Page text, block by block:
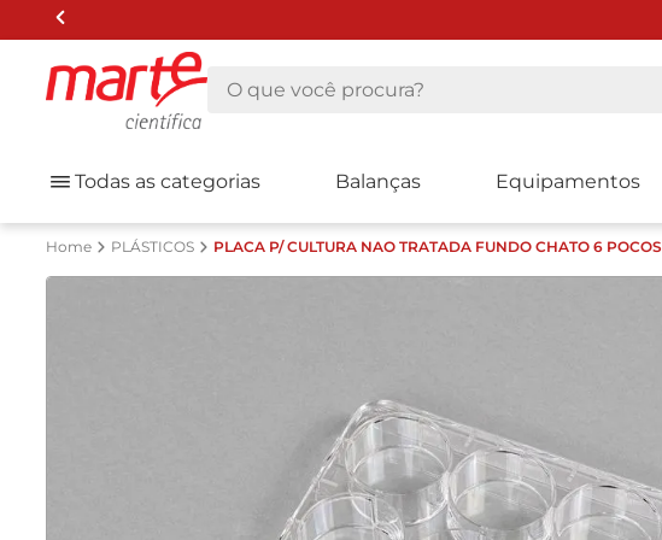
O que você procura?
Todas as categorias Balanças Equipamentos
PLÁSTICOS PLACA P/ CULTURA NAO TRATADA FUNDO CHATO 6 POCOS